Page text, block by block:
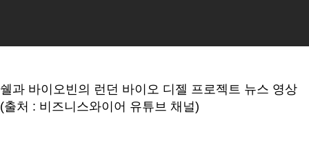
쉘과 바이오빈의 런던 바이오 디젤 프로젝트 뉴스 영상
(출처 : 비즈니스와이어 유튜브 채널)